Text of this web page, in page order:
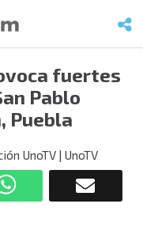
fuertes
Pablo
Puebla
UnoTV| UnoTV